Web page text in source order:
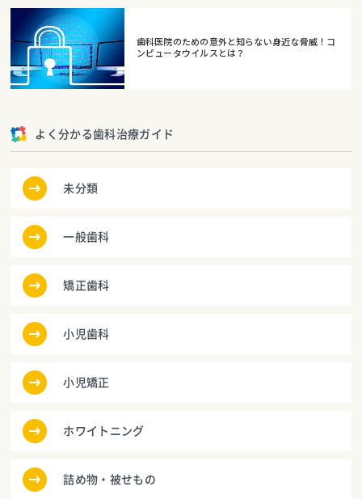
歯科医院のための意外と知らない身近な脅威！コ
ンピュータウイルスとは？
よく分かる歯科治療ガイド
未分類
一般歯科
矯正歯科
小児歯科
小児矯正
ホワイトニング
詰め物・被せもの